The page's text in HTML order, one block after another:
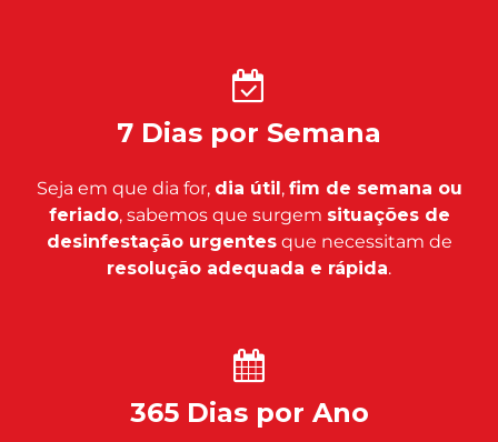
7 Dias por Semana
Seja em que dia for, dia útil, fim de semana ou
feriado, sabemos que surgem situações de
desinfestação urgentesque necessitam de
resolução adequada e rápida.
365 Dias por Ano